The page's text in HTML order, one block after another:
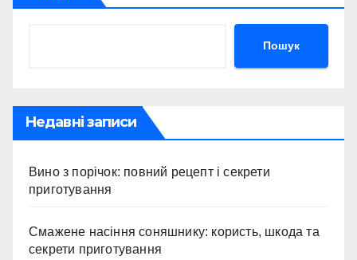
Пошук
Недавні записи
Вино з порічок: повний рецепт і секрети
приготування
Смажене насіння соняшнику: користь, шкода та
секрети приготування